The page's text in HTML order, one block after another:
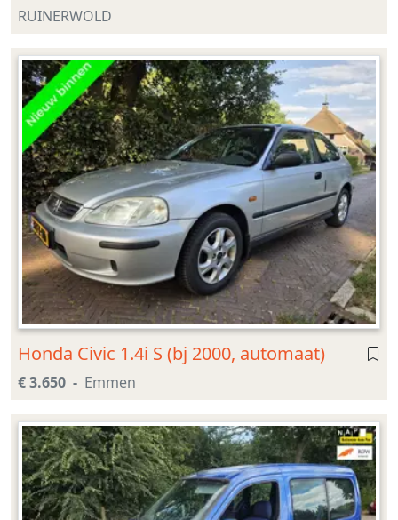
RUINERWOLD
Honda Civic 1.4i S (bj 2000, automaat)
€ 3.650 Emmen